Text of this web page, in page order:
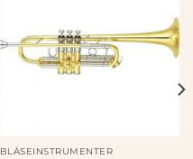
BLÅSEINSTRUMENTER